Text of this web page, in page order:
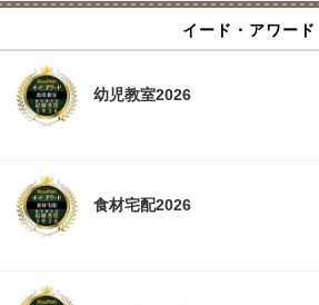
イード・アワード
幼児教室2026
食材宅配2026